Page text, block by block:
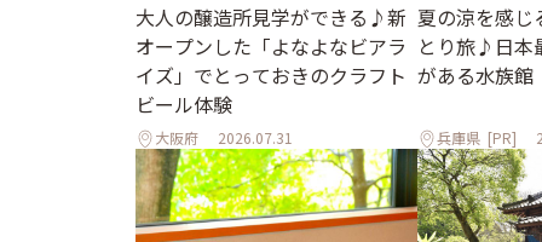
大人の醸造所見学ができる♪新
オープンした「よなよなビアラ
イズ」でとっておきのクラフト
ビール体験
大阪府 2026.07.31
夏の涼を感じ
とり旅♪日本
がある水族
兵庫県 [PR]